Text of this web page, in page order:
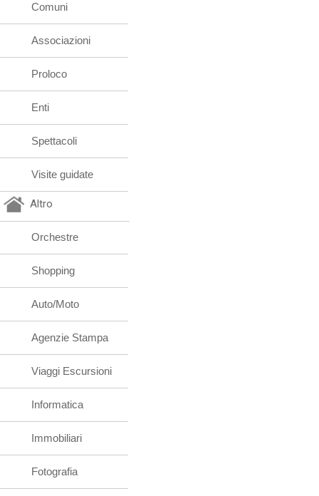
Comuni
Associazioni
Proloco
Enti
Spettacoli
Visite guidate
Altro
Orchestre
Shopping
Auto/Moto
Agenzie Stampa
Viaggi Escursioni
Informatica
Immobiliari
Fotografia